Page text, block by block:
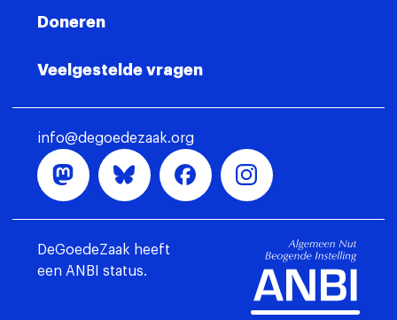
Doneren
Veelgestelde vragen
info@degoedezaak.org
DeGoedeZaak heeft
een ANBI status.